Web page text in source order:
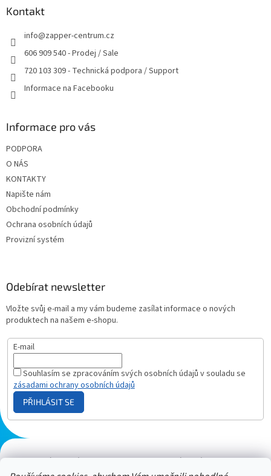
Kontakt
info@zapper-centrum.cz
606 909 540 - Prodej / Sale
720 103 309 - Technická podpora / Support
Informace na Facebooku
Informace pro vás
PODPORA
O NÁS
KONTAKTY
Napište nám
Obchodní podmínky
Ochrana osobních údajů
Provizní systém
Odebírat newsletter
Vložte svůj e-mail a my vám budeme zasílat informace o nových
produktech na našem e-shopu.
E-mail
Souhlasím se zpracováním svých osobních údajů v souladu se
zásadami ochrany osobních údajů
PŘIHLÁSIT SE
Plazmový generátor.cz Heureka - hodnocení Solárne panely.sk
Parasite zapper